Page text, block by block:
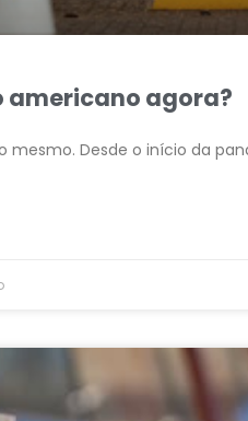
americano agora?
Desde o início da